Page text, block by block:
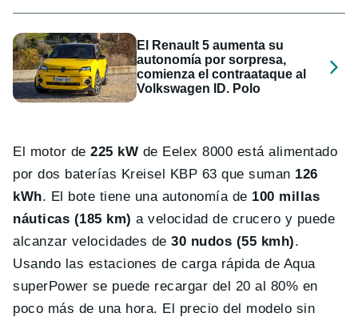
El Renault 5 aumenta su
autonomía por sorpresa,
comienza el contraataque al
Volkswagen ID. Polo
El motor de225 kW de Eelex 8000 está alimentado
por dos baterías Kreisel KBP 63 que suman 126
kWh. El bote tiene una autonomía de 100 millas
náuticas (185 km) a velocidad de crucero y puede
alcanzar velocidades de30 nudos (55 kmh).
Usando las estaciones de carga rápida de Aqua
superPower se puede recargar del 20 al 80% en
poco más de una hora. El precio del modelo sin